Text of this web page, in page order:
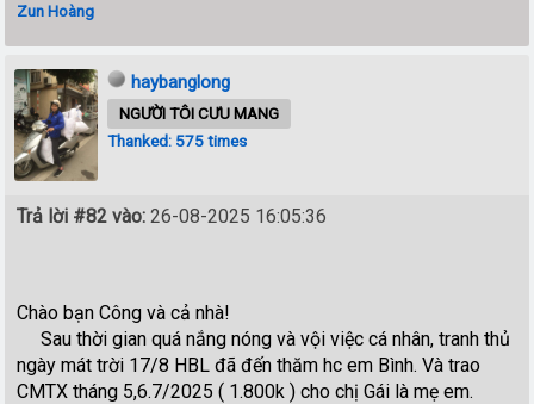
Zun Hoàng
haybanglong
NGƯỜI TÔI CƯU MANG
Thanked: 575 times
Trả lời #82 vào: 26-08-2025 16:05:36
Chào bạn Công và cả nhà!
Sau thời gian quá nắng nóng và vội việc cá nhân, tranh thủ
ngày mát trời 17/8 HBL đã đến thăm hc em Bình. Và trao
CMTX tháng 5,6.7/2025 ( 1.800k ) cho chị Gái là mẹ em.